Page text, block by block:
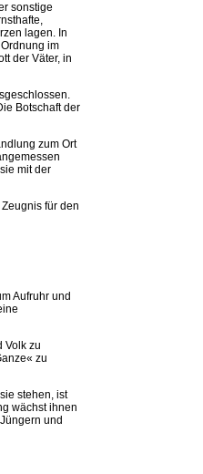
sonstige
lagen. In
im
der Väter, in
Botschaft der
zum Ort
mit der
für den
Aufruhr und
Volk zu
zu
stehen, ist
wächst ihnen
und